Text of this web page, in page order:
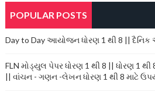
POPULAR POSTS
Day to Day આયોજન ધોરણ 1 થી 8 ||
FLN મોડ્યુલ પેપર ધોરણ 1 થી 8 || ધોરણ 1 થી
|| વાંચન - ગણન -લેખન ધોરણ 1 થી 8 માટે